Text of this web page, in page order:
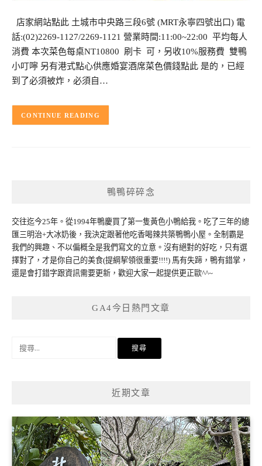
店家網站點此 土城市中央路三段6號 (MRT永寧四號出口) 電
話:(02)2269-1127/2269-1121 營業時間:11:00~22:00 平均每人
消費 本次菜色每桌NT10800 刷卡 可，另收10%服務費 雙鴨
小叮嚀 另有港式點心供應婚宴酒席菜色價錢點此 是的，已經
到了必須被炸，必須自…
CONTINUE READING
鴨鴨碎碎念
交往迄今25年。從1994年鴨慶買了第一隻黃色小鴨給我。吃了三年的總
匯三明治+大冰奶後，我決定跟著他吃香喝辣共築鴨鴨小屋。全制霸是
我們的興趣、不以偏概全是我們寫文的立意。沒有絕對的好吃，只有選
擇對了，才是你自己的美食(提綱挈領很重要!!!!) 馬有失蹄，鴨有錯掌，
還是會打錯字跟資訊需要更新，歡迎大家一起提供更正歐^^~
GA4今日熱門文章
近期文章